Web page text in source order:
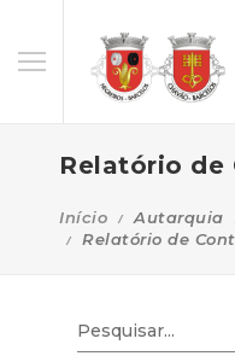
Relatório de
Início Autarquia
Relatório de